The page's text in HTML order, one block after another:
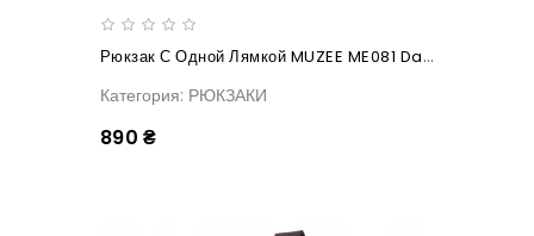
Рюкзак С Одной Лямкой MUZEE ME081 Dark Blue
Категория: РЮКЗАКИ
890 ₴